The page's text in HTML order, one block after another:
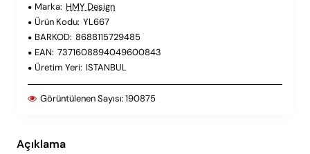
Marka: HMY Design
Ürün Kodu: YL667
BARKOD: 8688115729485
EAN: 7371608894049600843
Üretim Yeri: ISTANBUL
Görüntülenen Sayısı:190875
Açıklama